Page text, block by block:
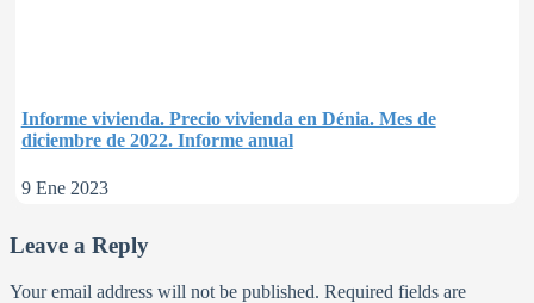
Informe vivienda. Precio vivienda en Dénia. Mes de
diciembre de 2022. Informe anual
9 Ene 2023
Leave a Reply
Your email address will not be published. Required fields are